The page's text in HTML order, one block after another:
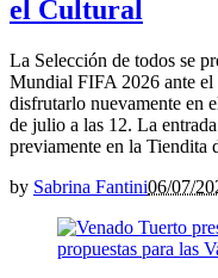
el Cultural
La Selección de todos se
Mundial FIFA 2026 ante
disfrutarlo nuevamente en
de julio a las 12. La
previamente en la Tiendita
by Sabrina Fantini06/07/